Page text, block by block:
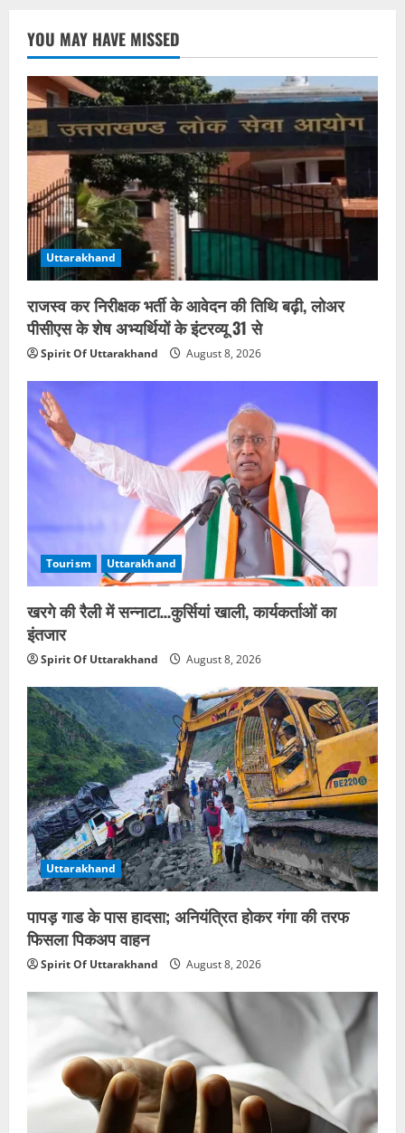
YOU MAY HAVE MISSED
Uttarakhand
राजस्व कर निरीक्षक भर्ती के आवेदन की तिथि बढ़ी, लोअर
पीसीएस के शेष अभ्यर्थियों के इंटरव्यू 31 से
Spirit Of Uttarakhand August 8, 2026
Tourism Uttarakhand
खरगे की रैली में सन्नाटा…कुर्सियां खाली, कार्यकर्ताओं का
इंतजार
Spirit Of Uttarakhand August 8, 2026
Uttarakhand
पापड़ गाड के पास हादसा; अनियंत्रित होकर गंगा की तरफ
फिसला पिकअप वाहन
Spirit Of Uttarakhand August 8, 2026